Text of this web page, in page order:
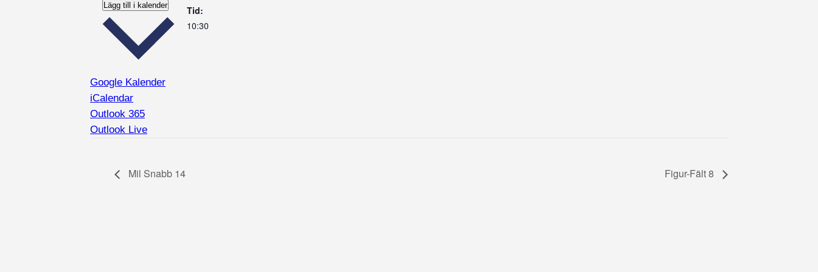
Lägg till i kalender
Google Kalender
iCalendar
Outlook 365
Outlook Live
Tid:
10:30
Mil Snabb 14 Figur-Fält 8